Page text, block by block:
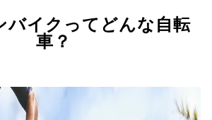
バイクってどんな自転
車？